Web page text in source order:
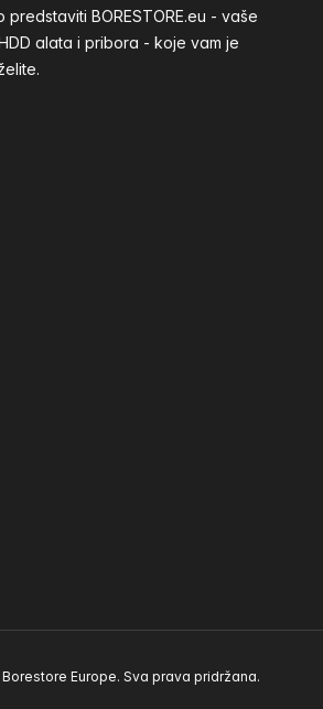
predstaviti BORESTORE.eu - vaše
alata i pribora - koje vam je
Europe. Sva prava pridržana.